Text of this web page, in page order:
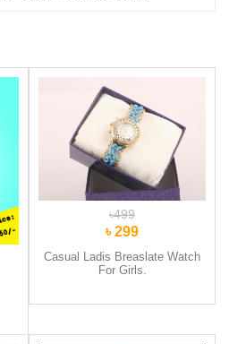
৳499
৳ 299
Casual Ladis Breaslate Watch
For Girls.